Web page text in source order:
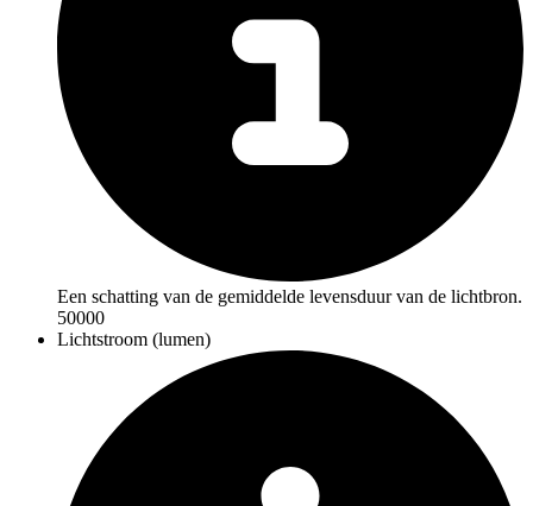
Een schatting van de gemiddelde levensduur van de lichtbron.
50000
Lichtstroom (lumen)